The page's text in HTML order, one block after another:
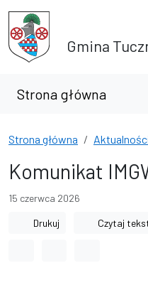
Przejdź do treści
Przejdź do wyszukiwarki
Gmina
Strona główna
Strona główna
Komunikat
15 czerwca 2026
Drukuj Czytaj